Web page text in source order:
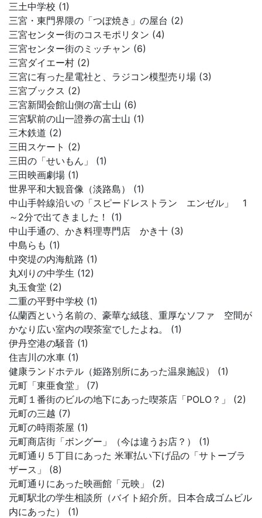
三土中学校 (1)
三宮・東門界隈の「つぼ焼き」の屋台 (2)
三宮センター街のコスモポリタン (4)
三宮センター街のミッチャン (6)
三宮ダイエー村 (2)
三宮に有った星電社と、ラジコン模型売り場 (3)
三宮ブックス (2)
三宮新聞会館山側の富士山 (6)
三宮駅前の山一證券の富士山 (1)
三木鉄道 (2)
三田スケート (2)
三田の「せいもん」 (1)
三田映画劇場 (1)
世界平和大観音像（淡路島） (1)
中山手幹線沿いの「スピードレストラン エンゼル」 1
～2分で出てきました！ (1)
中山手通の、かき料理専門店 かき十 (3)
中島らも (1)
中突堤の内海航路 (1)
丸刈りの中学生 (12)
丸玉食堂 (2)
二重の平野中学校 (1)
仏蘭西という名前の、豪華な絨毯、重厚なソファ 空間が
かなり広い室内の喫茶室でしたよね。 (1)
伊丹空港の騒音 (1)
住吉川の水車 (1)
健康ランドホテル（姫路別所にあった温泉施設） (1)
元町「東亜食堂」 (7)
元町１番街のビルの地下にあった喫茶店「POLO？」 (2)
元町の三越 (7)
元町の時雨茶屋 (1)
元町商店街「ボングー」（今は違うお店？） (1)
元町通り５丁目にあった 米軍払い下げ品の「サトーブラ
ザース」 (8)
元町通りにあった映画館「元映」 (2)
元町駅北の学生相談所（バイト紹介所。日本合成ゴムビル
内にあった） (1)